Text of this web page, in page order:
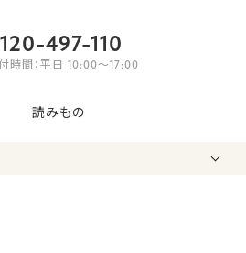
497-110
時間：平日 10:00〜17:00
読みもの